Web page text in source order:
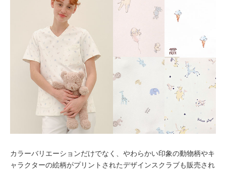
カラーバリエーションだけでなく、やわらかい印象の動物柄やキ
ャラクターの絵柄がプリントされたデザインスクラブも販売され